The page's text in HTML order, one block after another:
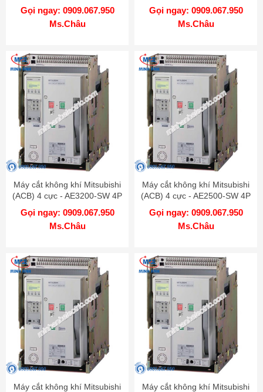
2000A 100kA FIX
Gọi ngay: 0909.067.950
Ms.Châu
4P 4000A 85kA FIX
Gọi ngay: 0909.067.950
Ms.Châu
Máy cắt không khí Mitsubishi
(ACB) 4 cực - AE3200-SW 4P
3200A 85kA FIX
Gọi ngay: 0909.067.950
Ms.Châu
Máy cắt không khí Mitsubishi
(ACB) 4 cực - AE2500-SW 4P
2500A 85kA FIX
Gọi ngay: 0909.067.950
Ms.Châu
Máy cắt không khí Mitsubishi
Máy cắt không khí Mitsubishi